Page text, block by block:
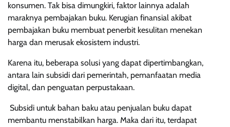
konsumen. Tak bisa dimungkiri, faktor lainnya adalah
maraknya pembajakan buku. Kerugian finansial akibat
pembajakan buku membuat penerbit kesulitan menekan
harga dan merusak ekosistem industri.
Karena itu, beberapa solusi yang dapat dipertimbangkan,
antara lain subsidi dari pemerintah, pemanfaatan media
digital, dan penguatan perpustakaan.
Subsidi untuk bahan baku atau penjualan buku dapat
membantu menstabilkan harga. Maka dari itu, terdapat